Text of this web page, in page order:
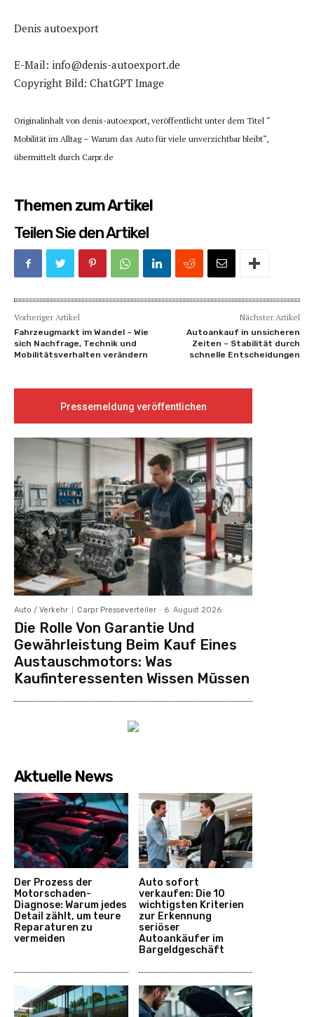
Denis autoexport
E-Mail: info@denis-autoexport.de
Copyright Bild: ChatGPT Image
Originalinhalt von denis-autoexport, veröffentlicht unter dem Titel “
Mobilität im Alltag – Warum das Auto für viele unverzichtbar bleibt“,
übermittelt durch Carpr.de
Themen zum Artikel
Teilen Sie den Artikel
Vorheriger Artikel
Fahrzeugmarkt im Wandel – Wie
sich Nachfrage, Technik und
Mobilitätsverhalten verändern
Nächster Artikel
Autoankauf in unsicheren
Zeiten – Stabilität durch
schnelle Entscheidungen
Pressemeldung veröffentlichen
Auto / Verkehr Carpr Presseverteiler - 6. August 2026
Die Rolle Von Garantie Und
Gewährleistung Beim Kauf Eines
Austauschmotors: Was
Kaufinteressenten Wissen Müssen
Aktuelle News
Der Prozess der
Motorschaden-
Diagnose: Warum jedes
Detail zählt, um teure
Reparaturen zu
vermeiden
Auto sofort
verkaufen: Die 10
wichtigsten Kriterien
zur Erkennung
seriöser
Autoankäufer im
Bargeldgeschäft